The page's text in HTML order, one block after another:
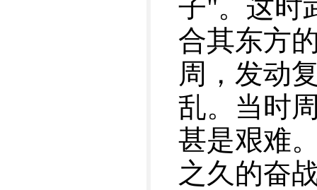
子"。这时
合其东方
周，发动
乱。当时
甚是艰难
之久的奋